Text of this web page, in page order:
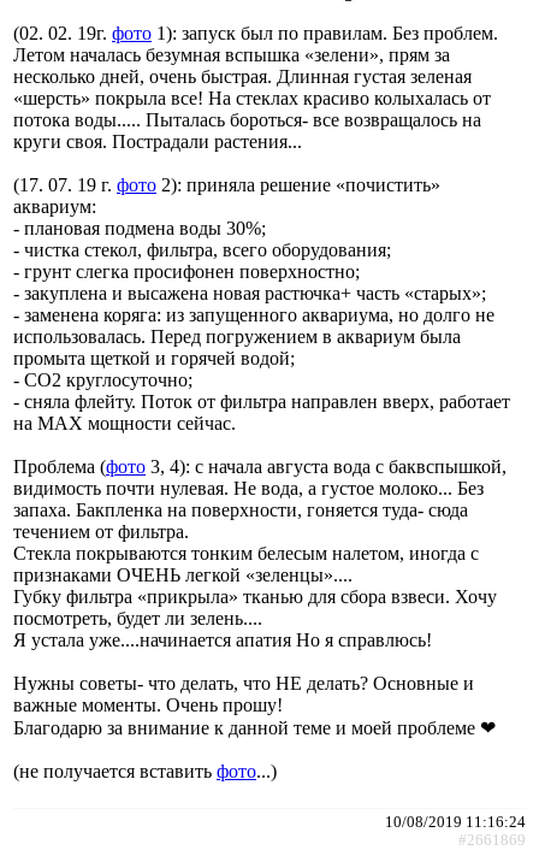
(02. 02. 19г. фото 1): запуск был по правилам. Без проблем.
Летом началась безумная вспышка «зелени», прям за
несколько дней, очень быстрая. Длинная густая зеленая
«шерсть» покрыла все! На стеклах красиво колыхалась от
потока воды..... Пыталась бороться- все возвращалось на
круги своя. Пострадали растения...
(17. 07. 19 г. фото 2): приняла решение «почистить»
аквариум:
- плановая подмена воды 30%;
- чистка стекол, фильтра, всего оборудования;
- грунт слегка просифонен поверхностно;
- закуплена и высажена новая растючка+ часть «старых»;
- заменена коряга: из запущенного аквариума, но долго не
использовалась. Перед погружением в аквариум была
промыта щеткой и горячей водой;
- СО2 круглосуточно;
- сняла флейту. Поток от фильтра направлен вверх, работает
на MAX мощности сейчас.
Проблема (фото 3, 4): с начала августа вода с баквспышкой,
видимость почти нулевая. Не вода, а густое молоко... Без
запаха. Бакпленка на поверхности, гоняется туда- сюда
течением от фильтра.
Стекла покрываются тонким белесым налетом, иногда с
признаками ОЧЕНЬ легкой «зеленцы»....
Губку фильтра «прикрыла» тканью для сбора взвеси. Хочу
посмотреть, будет ли зелень....
Я устала уже....начинается апатия Но я справлюсь!
Нужны советы- что делать, что НЕ делать? Основные и
важные моменты. Очень прошу!
Благодарю за внимание к данной теме и моей проблеме ❤
(не получается вставить фото...)
10/08/2019 11:16:24
#2661869